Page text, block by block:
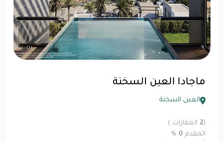
ماجادا العين السخنة
العين السخنة
(
2 العقارات )
المقدم 0
%